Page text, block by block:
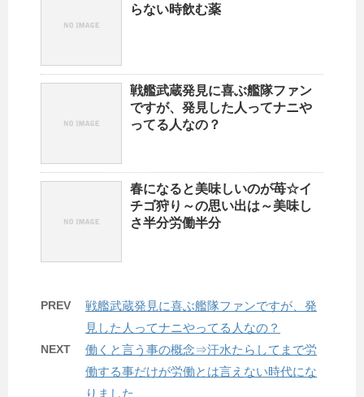
らない時飲む薬
戦艦武蔵発見に喜ぶ艦隊ファン
ですが、発見した人ってナニや
ってる人なの？
春になると美味しいのが苺☆イ
チゴ狩り～の思い出は～美味し
さ半分労働半分
PREV
戦艦武蔵発見に喜ぶ艦隊ファンですが、発
見した人ってナニやってる人なの？
NEXT
働くと言う事の概念⇒汗水たらしてまで労
働する事だけが労働とは言えない時代にな
りました